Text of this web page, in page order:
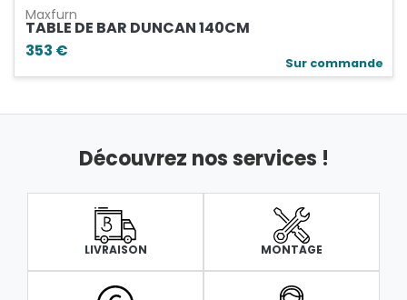
Maxfurn
TABLE DE BAR DUNCAN 140CM
353 €
Sur commande
Découvrez nos services !
LIVRAISON MONTAGE